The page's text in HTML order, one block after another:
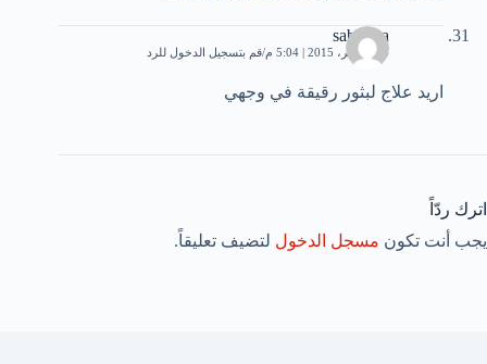
saberina
14 نوفمبر، 2015 | 5:04 م قم بتسجيل الدخول للرد
اريد علاج لبثور رقيقة في وجهي
اترك ردّاً
يجب أنت تكون مسجل الدخول لتضيف تعليقاً.